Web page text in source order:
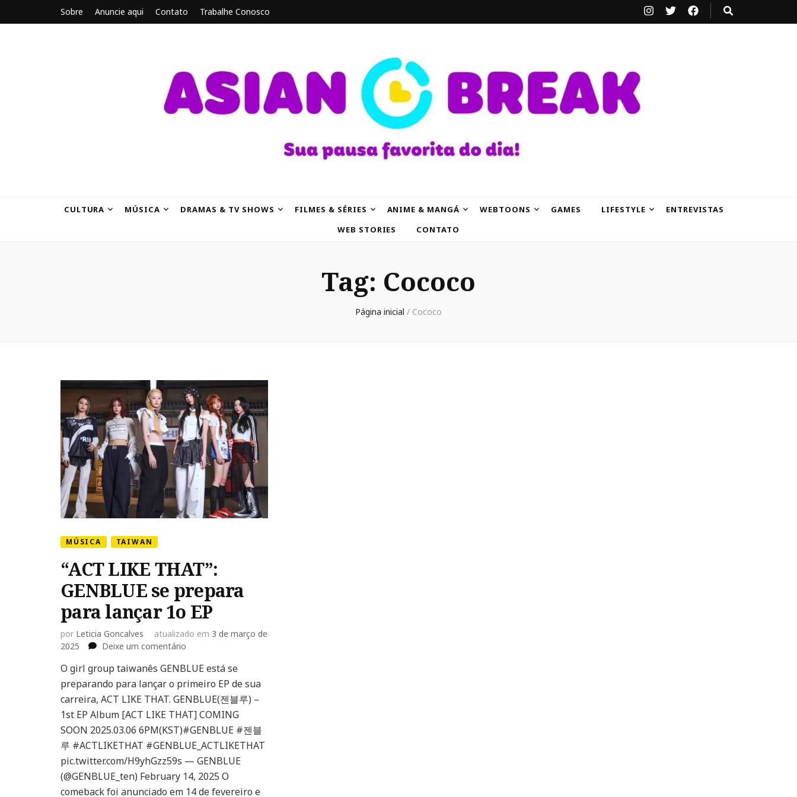
Sobre Anuncie aqui Contato Trabalhe Conosco
CULTURA MÚSICA DRAMAS & TV SHOWS FILMES & SÉRIES ANIME & MANGÁ WEBTOONS GAMES LIFESTYLE
ENTREVISTAS
WEB STORIES
CONTATO
Tag: Cococo
Página inicial / Cococo
MÚSICA TAIWAN
“ACT LIKE THAT”:
GENBLUE se prepara
para lançar 1o EP
por Leticia Goncalves atualizado em 3 de março de
2025
Deixe um comentário
LIKE
THAT”:
GENBLUE
prepara
para
lançar
O girl group taiwanês GENBLUE está se
preparando para lançar o primeiro EP de sua
carreira, ACT LIKE THAT. GENBLUE(젠블루) –
1st EP Album [ACT LIKE THAT] COMING
SOON 2025.03.06 6PM(KST)#GENBLUE #젠블
루 #ACTLIKETHAT #GENBLUE_ACTLIKETHAT
pic.twitter.com/H9yhGzz59s — GENBLUE
(@GENBLUE_ten) February 14, 2025 O
comeback foi anunciado em 14 de fevereiro e